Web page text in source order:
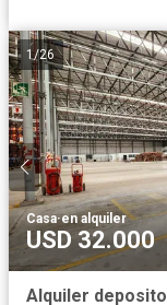
1/26
Casa·en alquiler
USD 32.000